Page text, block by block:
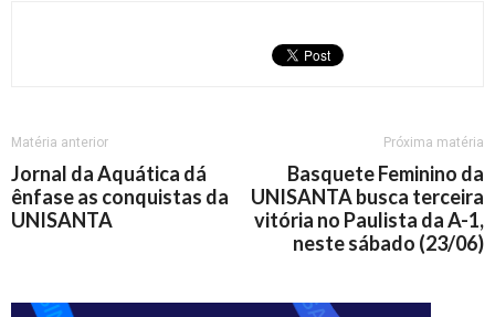
Matéria anterior
Jornal da Aquática dá
ênfase as conquistas da
UNISANTA
Próxima matéria
Basquete Feminino da
UNISANTA busca terceira
vitória no Paulista da A-1,
neste sábado (23/06)